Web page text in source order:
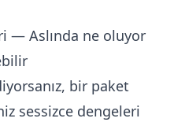
— Aslında ne oluyor
bir paket
sessizce dengeleri